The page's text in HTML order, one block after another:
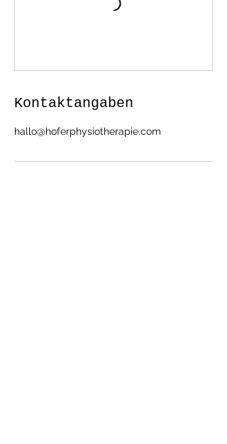
Kontaktangaben
hallo@hoferphysiotherapie.com